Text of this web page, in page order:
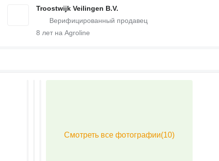
Troostwijk Veilingen B.V.
8 лет на Agroline